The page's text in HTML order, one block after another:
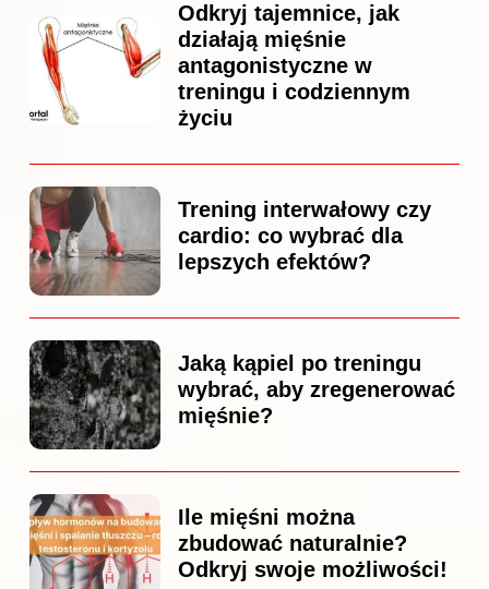
Odkryj tajemnice, jak
działają mięśnie
antagonistyczne w
treningu i codziennym
życiu
Trening interwałowy czy
cardio: co wybrać dla
lepszych efektów?
Jaką kąpiel po treningu
wybrać, aby zregenerować
mięśnie?
Ile mięśni można
zbudować naturalnie?
Odkryj swoje możliwości!